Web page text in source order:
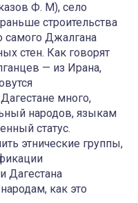
Ф. М), село
строительства
самого Джалгана
стен. Как говорят
— из Ирана,
много,
народов, языкам
статус.
этнические группы,
Дагестана
как это